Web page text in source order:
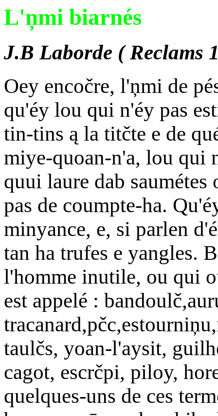
L'ņmi biarnés
J.B Laborde ( Reclams
Oey encočre, l'ņmi de
qu'éy lou qui n'éy pas
tin-tins ą la titčte e de
miye-quoan-n'a, lou qui
quui laure dab
pas de coumpte-ha.
minyance, e, si parlen
tan ha trufes e yangles.
l'homme inutile, ou qui
est appelé :
taulčs, yoan-l'aysit,
cagot, escrčpi, piloy,
quelques-uns de ces